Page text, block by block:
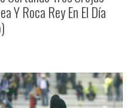
Y Roca Rey En El Día